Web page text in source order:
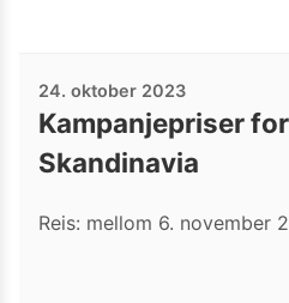
24. oktober 2023
Kampanjepriser
Skandinavia
Reis: mellom 6. november